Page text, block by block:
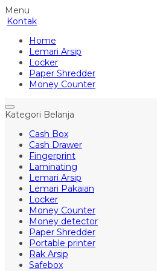
Menu
Kontak
Home
Lemari Arsip
Locker
Paper Shredder
Money Counter
Kategori Belanja
Cash Box
Cash Drawer
Fingerprint
Laminating
Lemari Arsip
Lemari Pakaian
Locker
Money Counter
Money detector
Paper Shredder
Portable printer
Rak Arsip
Safebox